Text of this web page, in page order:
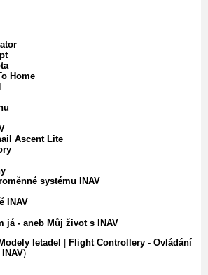
Home
Ascent Lite
systému INAV
INAV
já - aneb Můj život s INAV
Modely letadel
Flight Controllery - Ovládání
INAV)